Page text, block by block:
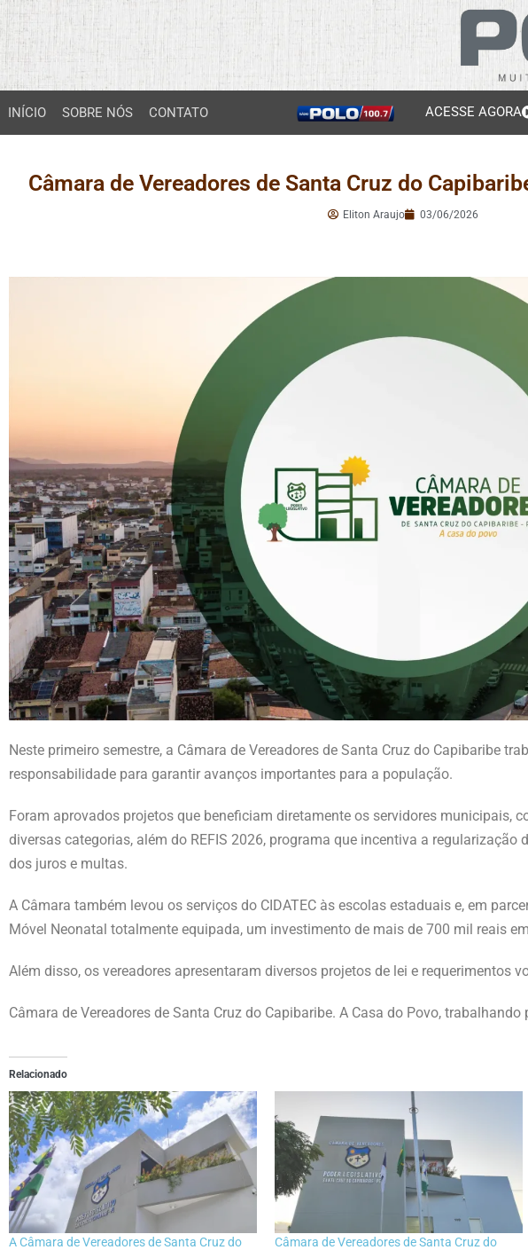
INÍCIO SOBRE NÓS CONTATO ACESSE AGORA
Câmara de Vereadores de Santa Cruz do
Eliton Araujo 03/06/2026
Neste primeiro semestre, a Câmara de Vereadores de Santa Cruz do Capibaribe
responsabilidade para garantir avanços importantes para a população.
Foram aprovados projetos que beneficiam diretamente os servidores municipais,
diversas categorias, além do REFIS 2026, programa que incentiva a regularização
dos juros e multas.
A Câmara também levou os serviços do CIDATEC às escolas estaduais e, em
Móvel Neonatal totalmente equipada, um investimento de mais de 700 mil reais
Além disso, os vereadores apresentaram diversos projetos de lei e requerimentos
Câmara de Vereadores de Santa Cruz do Capibaribe. A Casa do Povo,
Relacionado
A Câmara de Vereadores de Santa Cruz do
Câmara de Vereadores de Santa Cruz do